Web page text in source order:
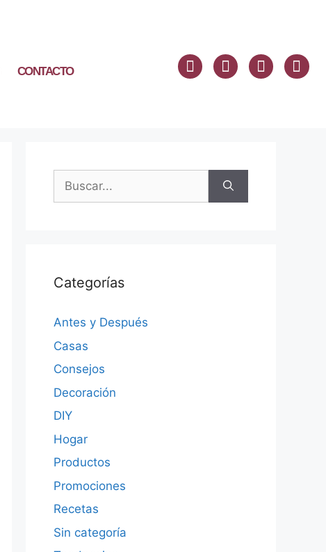
CONTACTO
Categorías
Antes y Después
Casas
Consejos
Decoración
DIY
Hogar
Productos
Promociones
Recetas
Sin categoría